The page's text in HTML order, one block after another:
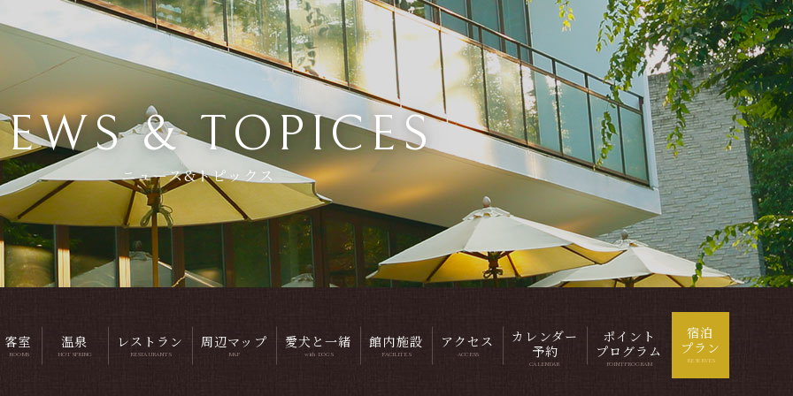
& TOPICES
ニュース&トピックス
客室
ROOMS
温泉
HOT SPRING
レストラン
RESTAURANTS
周辺マップ
MAP
愛犬と一緒
with DOGS
館内施設
FACILITES
アクセス
ACCESS
カレンダー
予約
CALENDAR
ポイント
プログラム
POINTPROGRAM
宿泊
プラン
RESERVES